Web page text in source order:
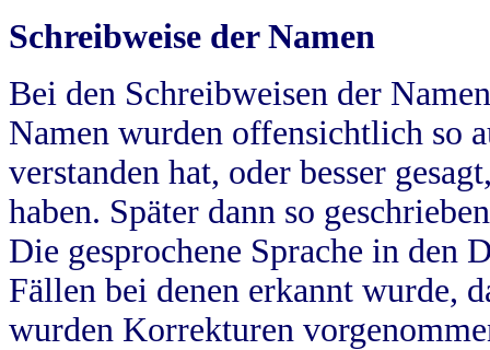
Schreibweise der Namen
Bei den Schreibweisen der
Namen wurden offensichtlich so
verstanden hat, oder besser
haben. Später dann so
Die gesprochene Sprache in
Fällen bei denen erkannt wurde,
wurden Korrekturen